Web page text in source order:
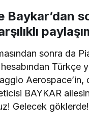
Baykar’dan
sonra da
Türkçe
Aerospace’in,
BAYKAR
Gelecek